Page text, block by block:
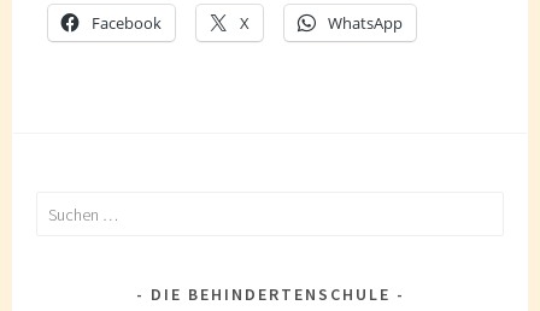
Facebook X WhatsApp
Suchen
DIE BEHINDERTENSCHULE